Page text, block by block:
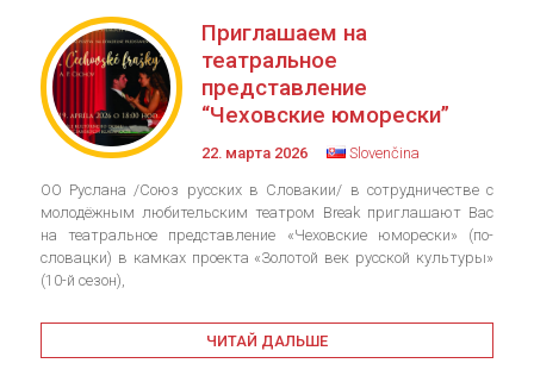
Приглашаем на
театральное
представление
“Чеховские юморески”
22. марта 2026 Slovenčina
ОО Руслана /Союз русских в Словакии/ в сотрудничестве с
молодёжным любительским театром Break приглашают Вас
на театральное представление «Чеховские юморески» (по-
словацки) в камках проекта «Золотой век русской культуры»
(10-й сезон),
ЧИТАЙ ДАЛЬШЕ